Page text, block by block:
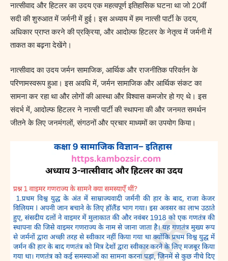
नात्सीवाद और हिटलर का उदय एक महत्वपूर्ण इतिहासिक घटना था जो 20वीं
सदी की शुरुआत में जर्मनी में हुई। इस अध्याय में हम नात्सी पार्टी के उदय,
अधिकार प्राप्त करने की प्रक्रिया, और आदोल्फ हिटलर के नेतृत्व में जर्मनी में
ताकत का बढ़ना देखेंगे।
नात्सीवाद का उदय जर्मन सामाजिक, आर्थिक और राजनीतिक परिवर्तन के
परिणामस्वरूप हुआ। इस अवधि में, जर्मन सामाजिक और आर्थिक संकट का
सामना कर रहा था और लोगों की आस्था और विश्वास कमजोर हो गए थे। इस
संदर्भ में, आदोल्फ हिटलर ने नात्सी पार्टी की स्थापना की और जनमत समर्थन
जीतने के लिए जनमंगलों, संगठनों और प्रचार माध्यमों का उपयोग किया।